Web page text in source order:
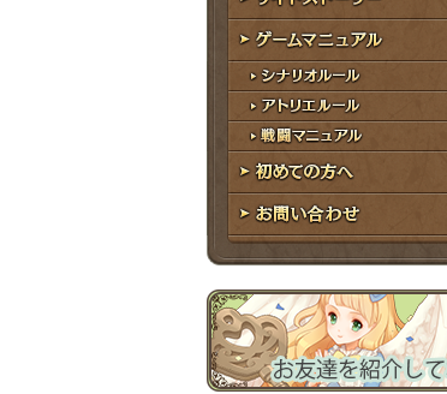
サイドストーリー
ゲームマニュアル
シナリオルール
アトリエルール
戦闘マニュアル
初めての方へ
お問い合わせ